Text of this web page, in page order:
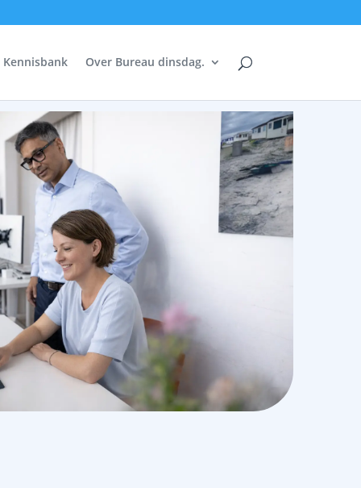
Kennisbank Over Bureau dinsdag.